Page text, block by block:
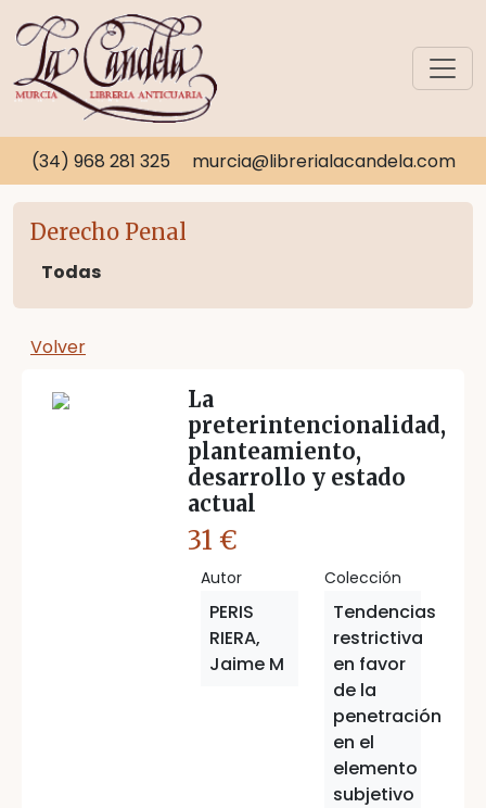
(34) 968 281 325 murcia@librerialacandela.com
Derecho Penal
Todas
Volver
La
preterintencionalidad,
planteamiento,
desarrollo y estado
actual
31 €
Autor
PERIS
RIERA,
Jaime M
Colección
Tendencias
restrictiva
en favor
de la
penetración
en el
elemento
subjetivo